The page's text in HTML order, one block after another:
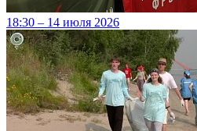
18:30 – 14 июля 2026